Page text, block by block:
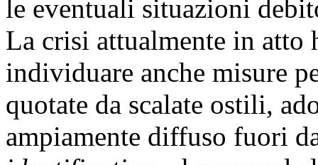
le eventuali situazioni
La crisi attualmente in atto
individuare anche misure
quotate da scalate ostili,
ampiamente diffuso fuori